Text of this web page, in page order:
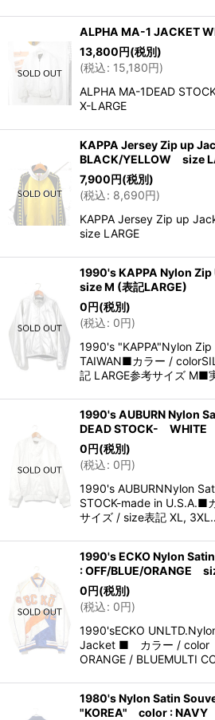
ALPHA MA-1 JACKET
13,800円(税別)
(税込: 15,180円)
ALPHA MA-1DEAD
X-LARGE
KAPPA Jersey Zip up
BLACK/YELLOW size
7,900円(税別)
(税込: 8,690円)
KAPPA Jersey Zip up
size LARGE
1990's KAPPA Nylon
size M (表記LARGE)
0円(税別)
(税込: 0円)
1990's "KAPPA"Nylon
TAIWAN■カラー /
記 LARGE参考サイズ M■
1990's AUBURN Nylon
DEAD STOCK- WHITE
0円(税別)
(税込: 0円)
1990's AUBURNNylon
STOCK-made in U.S.A.■
サイズ / size表記 XL,
1990's ECKO Nylon
: OFF/BLUE/ORANGE
0円(税別)
(税込: 0円)
1990'sECKO
Jacket ■ カラー / color
ORANGE / BLUEMULTI
1980's Nylon Satin
"KOREA" color : NAVY